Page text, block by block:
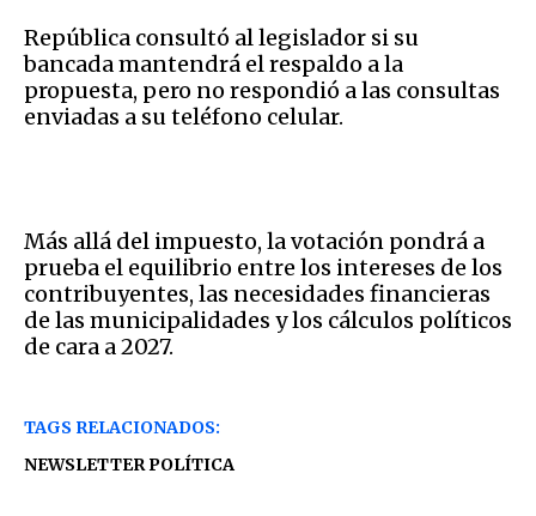
República consultó al legislador si su
bancada mantendrá el respaldo a la
propuesta, pero no respondió a las consultas
enviadas a su teléfono celular.
Más allá del impuesto, la votación pondrá a
prueba el equilibrio entre los intereses de los
contribuyentes, las necesidades financieras
de las municipalidades y los cálculos políticos
de cara a 2027.
TAGS RELACIONADOS:
NEWSLETTER POLÍTICA